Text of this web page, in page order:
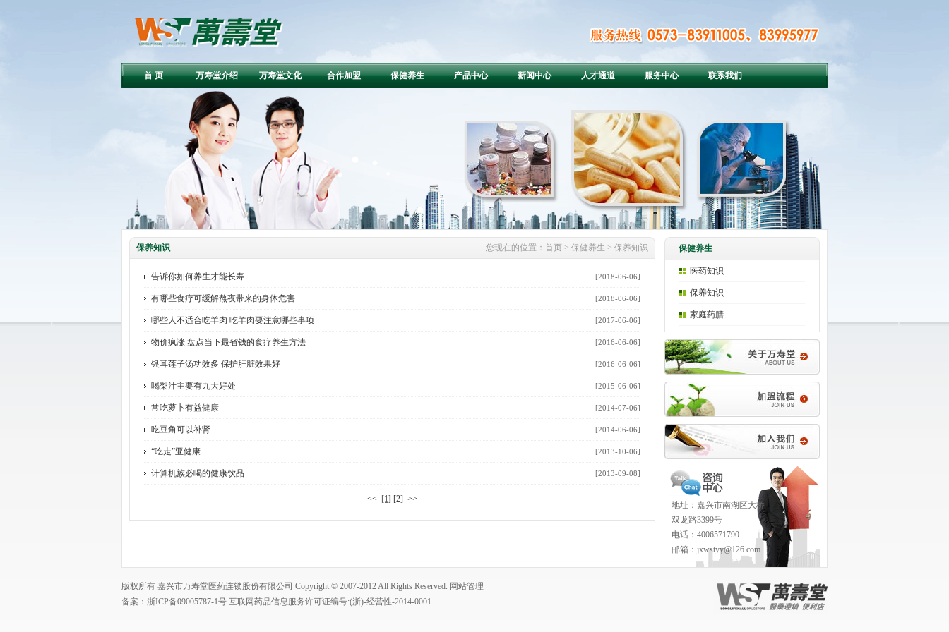
首 页 万寿堂介绍 万寿堂文化 合作加盟 保健养生 产品中心 新闻中心 人才通道 服务中心 联系我们
保养知识 您现在的位置： 首页 > 保健养生 > 保养知识
[2018-06-06]
告诉你如何养生才能长寿
[2018-06-06]
有哪些食疗可缓解熬夜带来的身体危害
[2017-06-06]
哪些人不适合吃羊肉 吃羊肉要注意哪些事项
[2016-06-06]
物价疯涨 盘点当下最省钱的食疗养生方法
[2016-06-06]
银耳莲子汤功效多 保护肝脏效果好
[2015-06-06]
喝梨汁主要有九大好处
[2014-07-06]
常吃萝卜有益健康
[2014-06-06]
吃豆角可以补肾
[2013-10-06]
“吃走”亚健康
[2013-09-08]
计算机族必喝的健康饮品
<< [1] [2] >>
保健养生
医药知识
保养知识
家庭药膳
地址：嘉兴市南湖区大桥
双龙路3399号
电话：4006571790
邮箱：jxwstyy@126.com
版权所有 嘉兴市万寿堂医药连锁股份有限公司 Copyright © 2007-2012 All Rights Reserved. 网站管理
备案： 浙ICP备09005787-1号 互联网药品信息服务许可证编号:(浙)-经营性-2014-0001